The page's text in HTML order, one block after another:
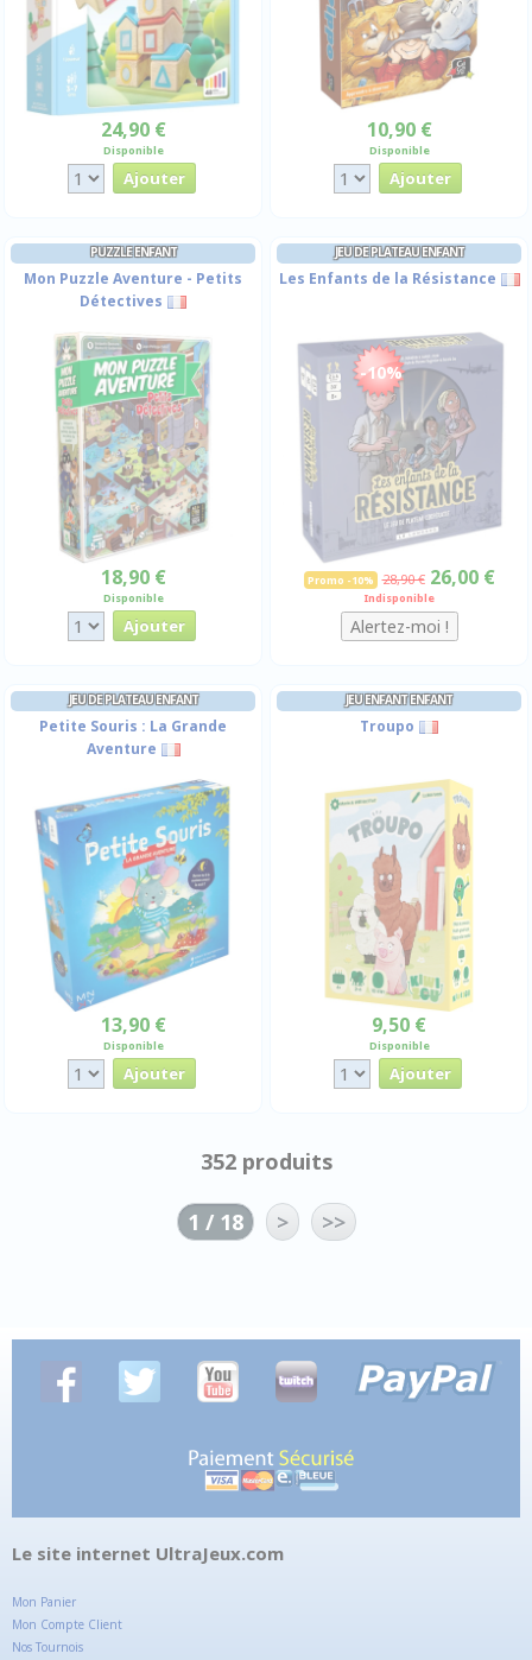
24,90 €
Disponible
10,90 €
Disponible
PUZZLE ENFANT
Mon Puzzle Aventure - Petits
Détectives
18,90 €
Disponible
JEU DE PLATEAU ENFANT
Les Enfants de la Résistance
-10%
Promo -10% 28,90 € 26,00 €
Indisponible
JEU DE PLATEAU ENFANT
Petite Souris : La Grande
Aventure
13,90 €
Disponible
JEU ENFANT ENFANT
Troupo
9,50 €
Disponible
352 produits
1 / 18 > >>
Le site internet UltraJeux.com
Mon Panier
Mon Compte Client
Nos Tournois